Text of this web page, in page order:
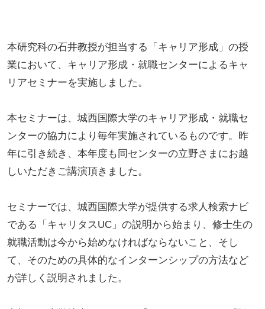
本研究科の石井教授が担当する「キャリア形成」の授
業において、キャリア形成・就職センターによるキャ
リアセミナーを実施しました。
本セミナーは、城西国際大学のキャリア形成・就職セ
ンターの協力により毎年実施されているものです。昨
年に引き続き、本年度も同センターの立野さまにお越
しいただきご講演頂きました。
セミナーでは、城西国際大学が提供する求人検索ナビ
である「キャリタスUC」の説明から始まり、修士生の
就職活動は今から始めなければならないこと、そし
て、そのための具体的なインターンシップの方法など
が詳しく説明されました。